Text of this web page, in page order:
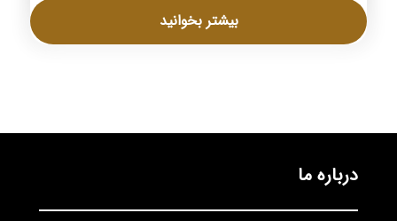
بیشتر بخوانید
درباره ما